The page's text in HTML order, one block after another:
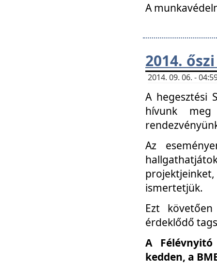
A
2014.
2014. 09. 06. -
A hegesztési
hívunk
Az
ismertetjük.
Ezt
érdeklődő
A
kedden, a